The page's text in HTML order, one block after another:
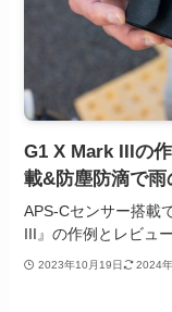
G1 X Mark IIIの
載&防塵防滴で
APS-Cセンサー搭載
III』の作例とレビュ
2023年10月19日 2024